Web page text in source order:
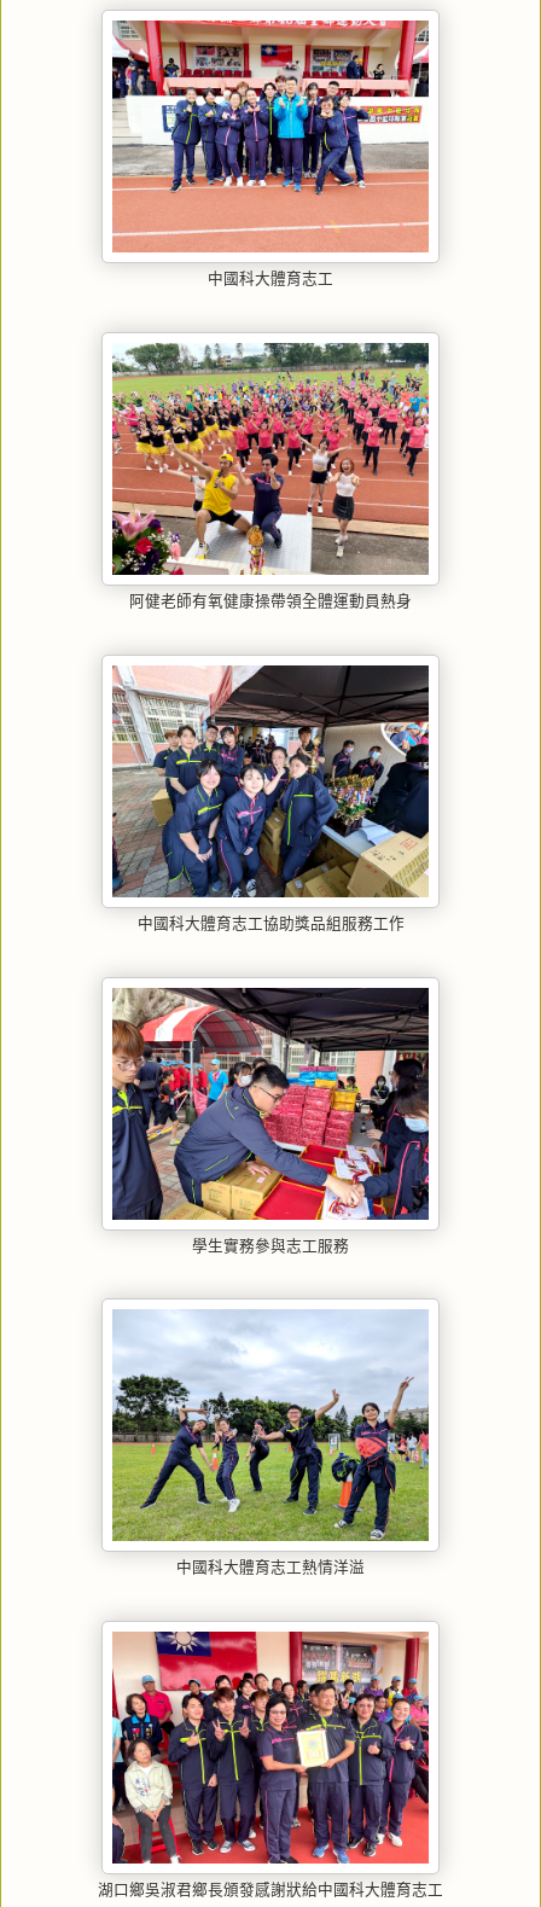
中國科大體育志工
阿健老師有氧健康操帶領全體運動員熱身
中國科大體育志工協助獎品組服務工作
學生實務參與志工服務
中國科大體育志工熱情洋溢
湖口鄉吳淑君鄉長頒發感謝狀給中國科大體育志工